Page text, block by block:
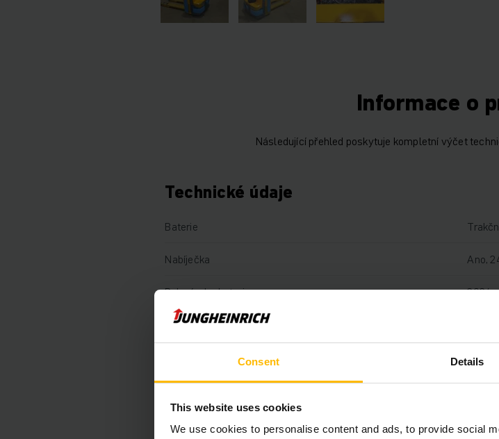
Consent Details
This website uses cookies
We use cookies to personalise content and ads, to provide social
Informace o
Následující přehled poskytuje kompletní výčet
Technické údaje
Baterie
Nabíječka Ano,
Rok výroby baterie 2024
Rok
1400 kg
Délka vidlí 1150